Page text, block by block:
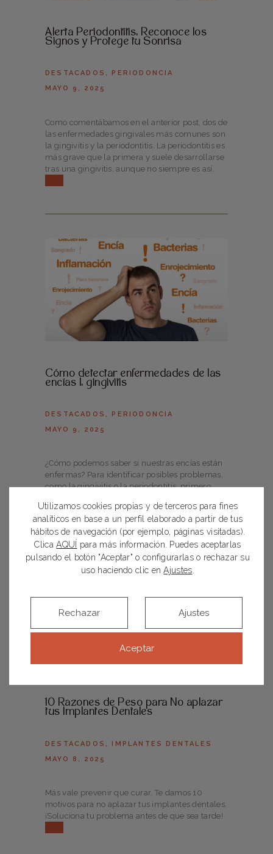
Alerta Periodontitis: Reconoce los
Signos y Protege tu Sonrisa
DESTACADOS ,
PERIODONCIA
MAYO 9, 2025
Como comentábamos en el anterior post, dos de
las enfermedades gingivales más comunes son
la gingivitis y la periodontitis. La periodontitis es
más grave que la primera y suele desarrollarse
tras una gingivitis, aunque no siempre es así.
Cómo detectar enfermedades de las
encías I: gingivitis
DESTACADOS , PERIODONCIA
MAYO 9, 2025
¿Cómo podemos saber si nuestras encías están
enfermas? Para identificar posibles problemas,
como la gingivitis o la periodontitis, primero
10 Razones de Peso para No aplazar
tus Implantes Dentales
DESTACADOS
IMPLANTES DENTALES
MAYO 8, 2025
Más vale prevenir que curar. Te damos 10
motivos para no aplazar tus implantes dentales.
¡Soluciona tu problema antes de que sea tarde!
Utilizamos cookies propias y de terceros para fines
analíticos en base a un perfil elaborado a partir de tus
hábitos de navegación (por ejemplo, páginas visitadas).
ClicaAQUÍ
para más información. Puedes aceptarlas
pulsando el botón "Aceptar" o configurarlas o rechazar su
uso haciendo clic enAjustes
Aceptar
Rechazar Ajustes